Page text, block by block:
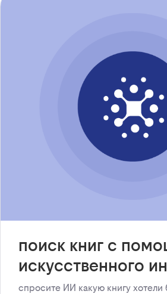
поиск книг с
искусственного
спросите ИИ какую книгу хотели